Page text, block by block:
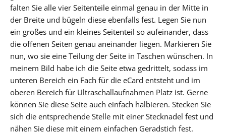
falten Sie alle vier Seitenteile einmal genau in der Mitte in
der Breite und bügeln diese ebenfalls fest. Legen Sie nun
ein großes und ein kleines Seitenteil so aufeinander, dass
die offenen Seiten genau aneinander liegen. Markieren Sie
nun, wo sie eine Teilung der Seite in Taschen wünschen. In
meinem Bild habe ich die Seite etwa gedrittelt, sodass im
unteren Bereich ein Fach für die eCard entsteht und im
oberen Bereich für Ultraschallaufnahmen Platz ist. Gerne
können Sie diese Seite auch einfach halbieren. Stecken Sie
sich die entsprechende Stelle mit einer Stecknadel fest und
nähen Sie diese mit einem einfachen Geradstich fest.